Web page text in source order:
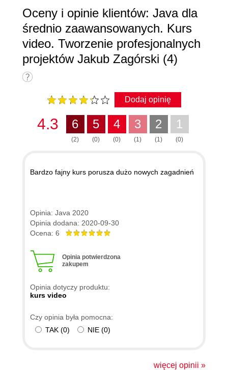
Oceny i opinie klientów: Java dla
średnio zaawansowanych. Kurs
video. Tworzenie profesjonalnych
projektów Jakub Zagórski (4)
Dodaj opinię
4.3 6
(2)
5
(0)
4
(0)
3
(1)
2
(1)
1
(0)
Bardzo fajny kurs porusza dużo nowych zagadnień
Opinia: Java 2020
Opinia dodana: 2020-09-30
Ocena: 6
Opinia potwierdzona
zakupem
Opinia dotyczy produktu:
kurs video
Czy opinia była pomocna:
TAK (0) NIE (0)
więcej opinii »